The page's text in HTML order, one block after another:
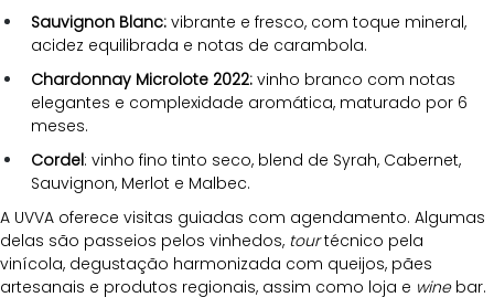
Sauvignon Blanc: vibrante e fresco, com toque mineral,
acidez equilibrada e notas de carambola.
Chardonnay Microlote 2022: vinho branco com notas
elegantes e complexidade aromática, maturado por 6
meses.
Cordel: vinho fino tinto seco, blend de Syrah, Cabernet,
Sauvignon, Merlot e Malbec.
A UVVA oferece visitas guiadas com agendamento. Algumas
delas são passeios pelos vinhedos, tour técnico pela
vinícola, degustação harmonizada com queijos, pães
artesanais e produtos regionais, assim como loja e wine bar.